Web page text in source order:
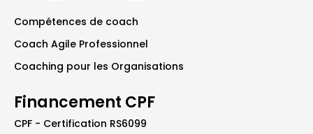
Compétences de coach
Coach Agile Professionnel
Coaching pour les Organisations
Financement CPF
CPF - Certification RS6099